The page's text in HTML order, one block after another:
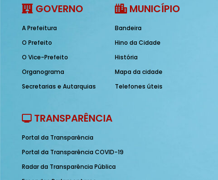
GOVERNO
A Prefeitura
O Prefeito
O Vice-Prefeito
Organograma
Secretarias e Autarquias
MUNICÍPIO
Bandeira
Hino da Cidade
História
Mapa da cidade
Telefones úteis
TRANSPARÊNCIA
Portal da Transparência
Portal da Transparência COVID-19
Radar da Transparência Pública